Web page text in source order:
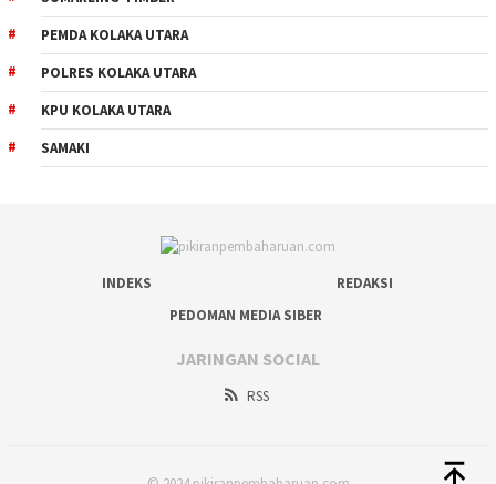
PEMDA KOLAKA UTARA
POLRES KOLAKA UTARA
KPU KOLAKA UTARA
SAMAKI
INDEKS
REDAKSI
PEDOMAN MEDIA SIBER
JARINGAN SOCIAL
RSS